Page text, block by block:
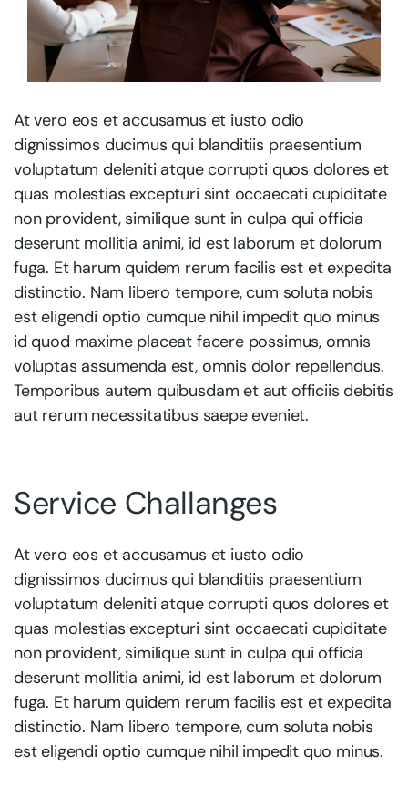
At vero eos et accusamus et iusto odio
dignissimos ducimus qui blanditiis praesentium
voluptatum deleniti atque corrupti quos dolores et
quas molestias excepturi sint occaecati cupiditate
non provident, similique sunt in culpa qui officia
deserunt mollitia animi, id est laborum et dolorum
fuga. Et harum quidem rerum facilis est et expedita
distinctio. Nam libero tempore, cum soluta nobis
est eligendi optio cumque nihil impedit quo minus
id quod maxime placeat facere possimus, omnis
voluptas assumenda est, omnis dolor repellendus.
Temporibus autem quibusdam et aut officiis debitis
aut rerum necessitatibus saepe eveniet.
Service Challanges
At vero eos et accusamus et iusto odio
dignissimos ducimus qui blanditiis praesentium
voluptatum deleniti atque corrupti quos dolores et
quas molestias excepturi sint occaecati cupiditate
non provident, similique sunt in culpa qui officia
deserunt mollitia animi, id est laborum et dolorum
fuga. Et harum quidem rerum facilis est et expedita
distinctio. Nam libero tempore, cum soluta nobis
est eligendi optio cumque nihil impedit quo minus.